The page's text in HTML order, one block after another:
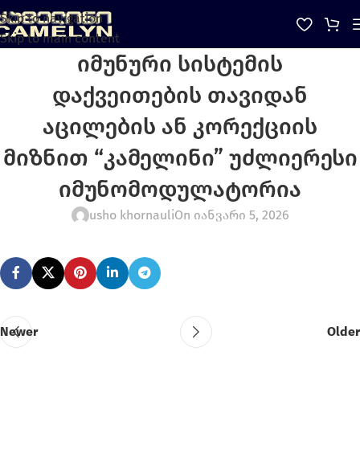
Skip to navigation
Skip to main content
იმუნური სისტემის
დაქვეითების თავიდან
აცილების ან კორექციის
მიზნით “კამელინი” უძლიერესი
იმუნომოდულატორია
usho khornauliOn იანვარი 5, 2026
Newer Older